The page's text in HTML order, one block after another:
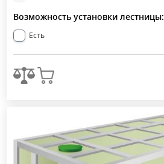
Возможность установки лестницы:
Есть